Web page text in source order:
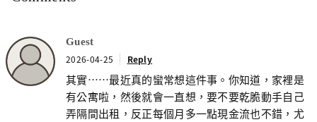
Guest
2026-04-25 Reply
其實……最近真的蠻常想這件事。你知道，家裡是
有公寓啦，然後就會一直想，要不要乾脆動手自己
弄隔間出租，反正每個月多一點現金流也不錯，尤